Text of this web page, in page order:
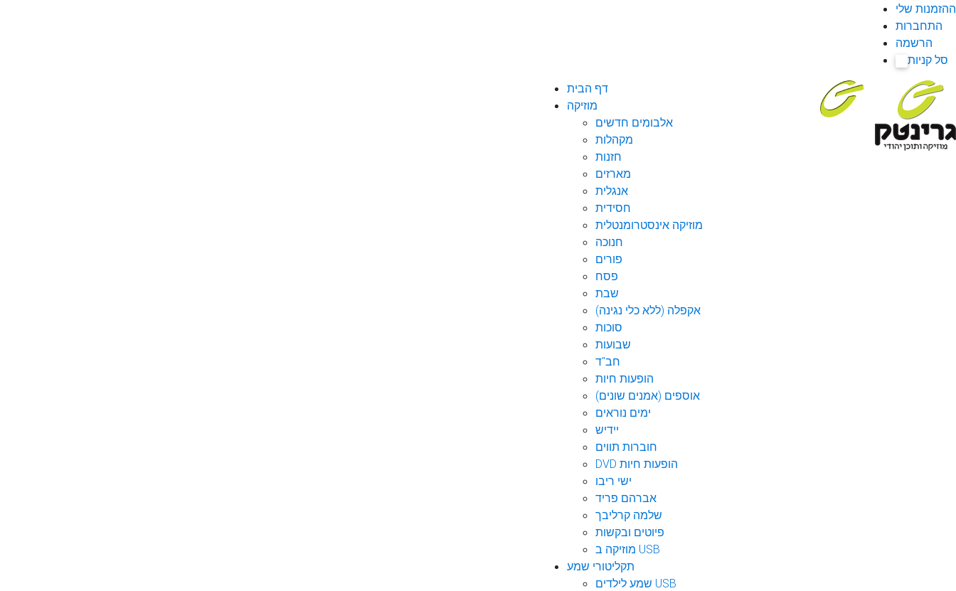
ההזמנות שלי
התחברות
הרשמה
סל קניות
דף הבית
מוזיקה
אלבומים חדשים
מקהלות
חזנות
מארזים
אנגלית
חסידית
מוזיקה אינסטרומנטלית
חנוכה
פורים
פסח
שבת
אקפלה (ללא כלי נגינה)
סוכות
שבועות
חב"ד
הופעות חיות
אוספים (אמנים שונים)
ימים נוראים
יידיש
חוברות תווים
DVD הופעות חיות
ישי ריבו
אברהם פריד
שלמה קרליבך
פיוטים ובקשות
מוזיקה ב USB
תקליטורי שמע
שמע לילדים USB